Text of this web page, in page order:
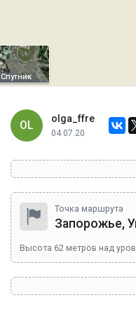
Спутник
OL
olga_ffre
04.07.20
Точка маршрута
Запорожье,
Высота 62 метров над